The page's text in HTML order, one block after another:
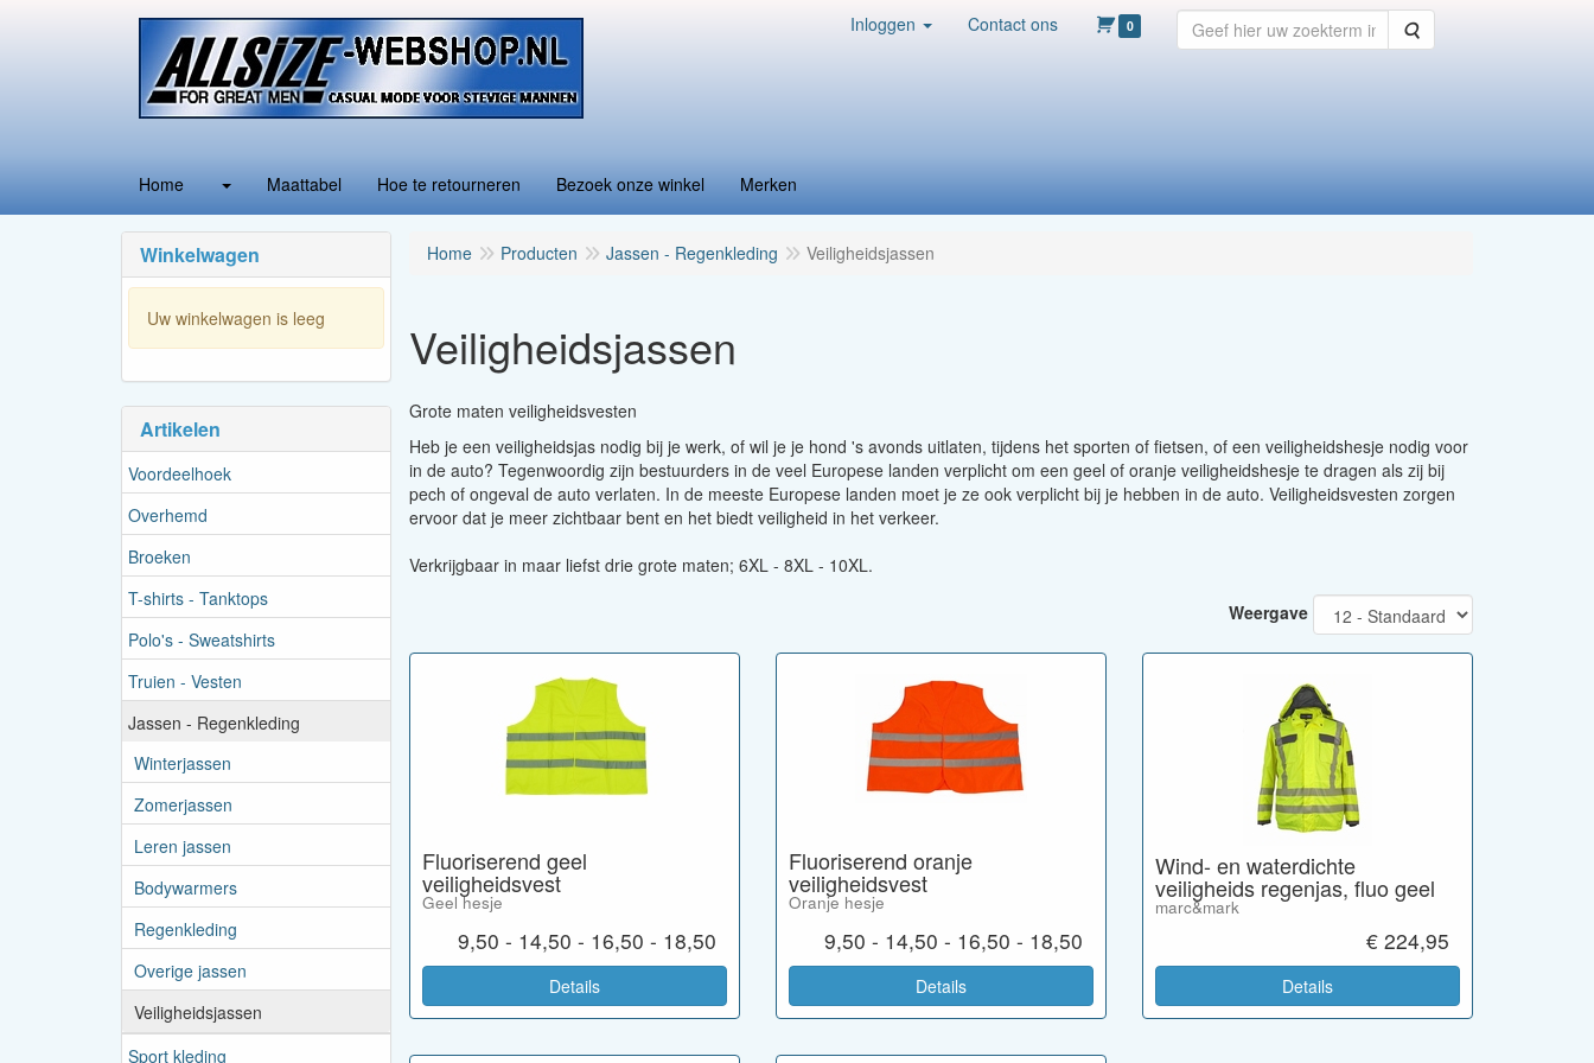
Inloggen Contact ons 0 Zoeken
Home Maattabel Hoe te retourneren Bezoek onze winkel Merken
Winkelwagen
Uw winkelwagen is leeg
Artikelen
Voordeelhoek
Overhemd
Broeken
T-shirts - Tanktops
Polo's - Sweatshirts
Truien - Vesten
Jassen - Regenkleding
Winterjassen
Zomerjassen
Leren jassen
Bodywarmers
Regenkleding
Overige jassen
Veiligheidsjassen
Sport kleding
Home Producten Jassen - Regenkleding Veiligheidsjassen
Veiligheidsjassen
Grote maten veiligheidsvesten
Heb je een veiligheidsjas nodig bij je werk, of wil je je hond 's avonds uitlaten, tijdens het sporten of fietsen, of een veiligheidshesje nodig voor
in de auto? Tegenwoordig zijn bestuurders in de veel Europese landen verplicht om een geel of oranje veiligheidshesje te dragen als zij bij
pech of ongeval de auto verlaten. In de meeste Europese landen moet je ze ook verplicht bij je hebben in de auto. Veiligheidsvesten zorgen
ervoor dat je meer zichtbaar bent en het biedt veiligheid in het verkeer.
Verkrijgbaar in maar liefst drie grote maten; 6XL - 8XL - 10XL.
Weergave
Fluoriserend geel
veiligheidsvest
Geel hesje
9,50 - 14,50 - 16,50 - 18,50
Details
Fluoriserend oranje
veiligheidsvest
Oranje hesje
9,50 - 14,50 - 16,50 - 18,50
Details
Wind- en waterdichte
veiligheids regenjas, fluo geel
marc&mark
€ 224,95
Details